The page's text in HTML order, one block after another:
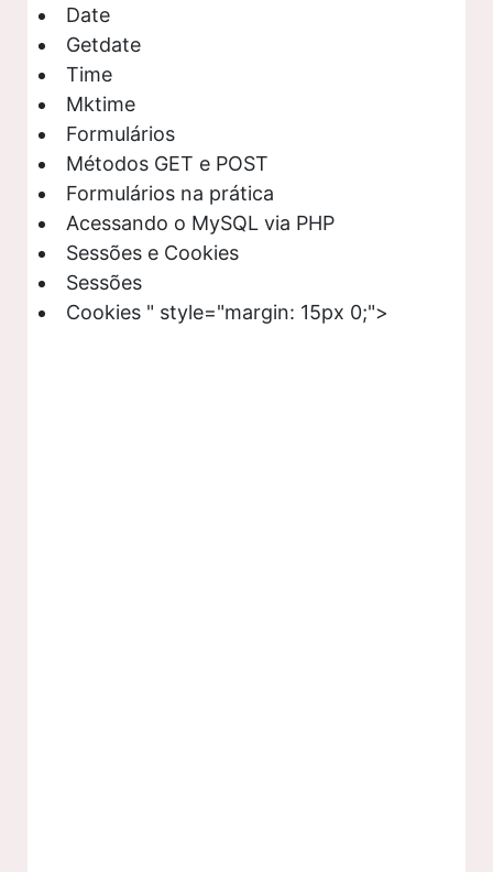
Date
Getdate
Time
Mktime
Formulários
Métodos GET e POST
Formulários na prática
Acessando o MySQL via PHP
Sessões e Cookies
Sessões
Cookies " style="margin: 15px 0;">